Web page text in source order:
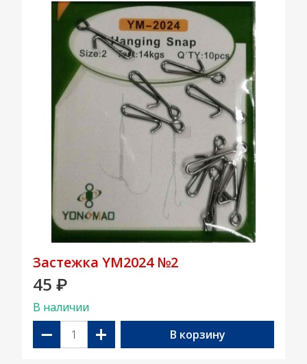
Застежка YM2024 №2
45 ₽
В наличии
− + В корзину